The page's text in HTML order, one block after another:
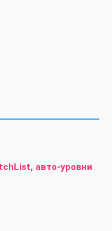
авто-уровни